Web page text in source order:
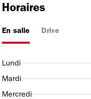
Horaires
En salle Drive
Lundi
Mardi
Mercredi